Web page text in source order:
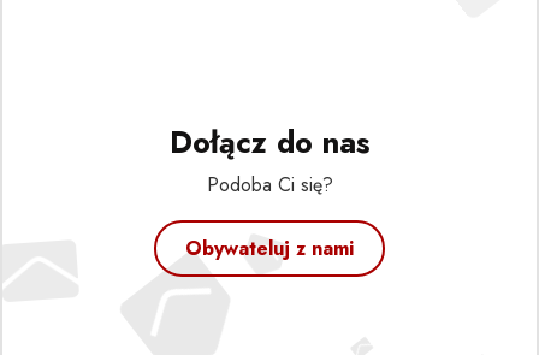
Dołącz do nas
Podoba Ci się?
Obywateluj z nami